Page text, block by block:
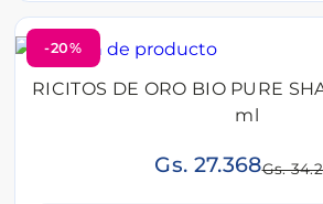
-20%
RICITOS DE ORO BIO PURE
ml
Gs. 27.368Gs.